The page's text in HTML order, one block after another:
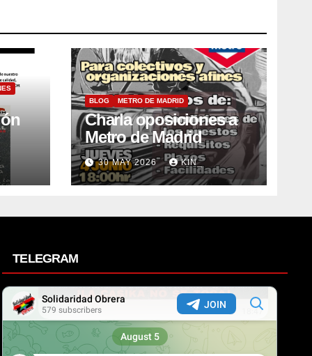
BLOG METRO DE MADRID
Charla oposiciones a
Metro de Madrid
30 MAY 2026 KIN_
TELEGRAM